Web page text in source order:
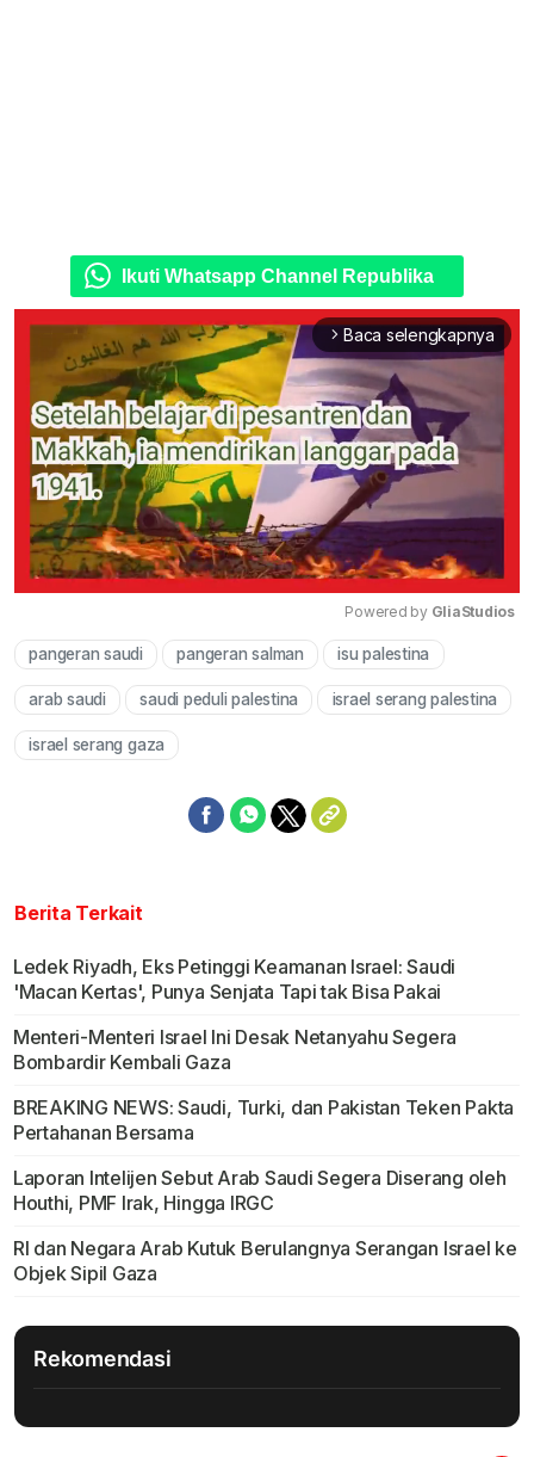
Ikuti Whatsapp Channel Republika
arrow_forward_ios Baca selengkapnya
Mute
Powered by GliaStudios
pangeran saudi pangeran salman isu palestina
arab saudi saudi peduli palestina israel serang palestina
israel serang gaza
Berita Terkait
Ledek Riyadh, Eks Petinggi Keamanan Israel: Saudi
'Macan Kertas', Punya Senjata Tapi tak Bisa Pakai
Menteri-Menteri Israel Ini Desak Netanyahu Segera
Bombardir Kembali Gaza
BREAKING NEWS: Saudi, Turki, dan Pakistan Teken Pakta
Pertahanan Bersama
Laporan Intelijen Sebut Arab Saudi Segera Diserang oleh
Houthi, PMF Irak, Hingga IRGC
RI dan Negara Arab Kutuk Berulangnya Serangan Israel ke
Objek Sipil Gaza
Rekomendasi